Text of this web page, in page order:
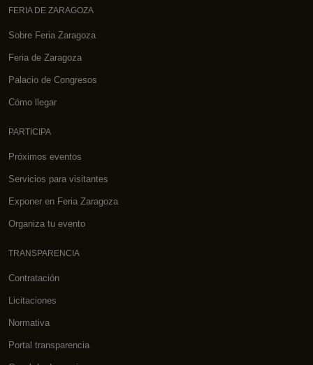
FERIA DE ZARAGOZA
Sobre Feria Zaragoza
Feria de Zaragoza
Palacio de Congresos
Cómo llegar
PARTICIPA
Próximos eventos
Servicios para visitantes
Exponer en Feria Zaragoza
Organiza tu evento
TRANSPARENCIA
Contratación
Licitaciones
Normativa
Portal transparencia